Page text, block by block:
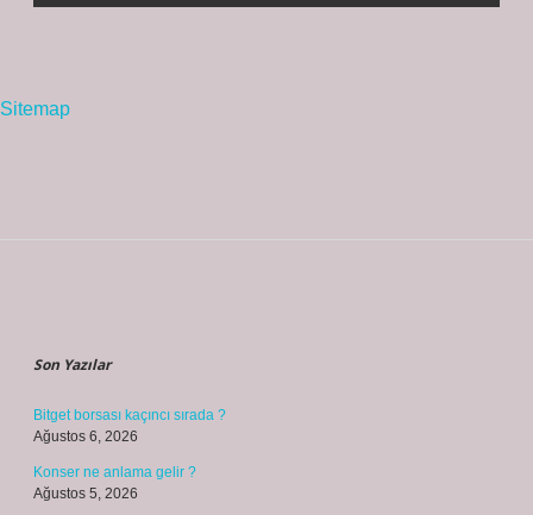
Sitemap
Son Yazılar
Bitget borsası kaçıncı sırada ?
Ağustos 6, 2026
Konser ne anlama gelir ?
Ağustos 5, 2026